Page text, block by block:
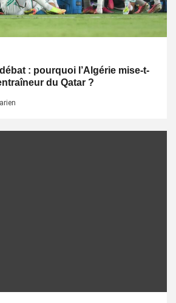
: pourquoi l’Algérie mise-t-
du Qatar ?